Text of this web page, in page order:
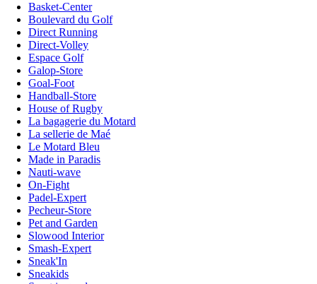
Basket-Center
Boulevard du Golf
Direct Running
Direct-Volley
Espace Golf
Galop-Store
Goal-Foot
Handball-Store
House of Rugby
La bagagerie du Motard
La sellerie de Maé
Le Motard Bleu
Made in Paradis
Nauti-wave
On-Fight
Padel-Expert
Pecheur-Store
Pet and Garden
Slowood Interior
Smash-Expert
Sneak'In
Sneakids